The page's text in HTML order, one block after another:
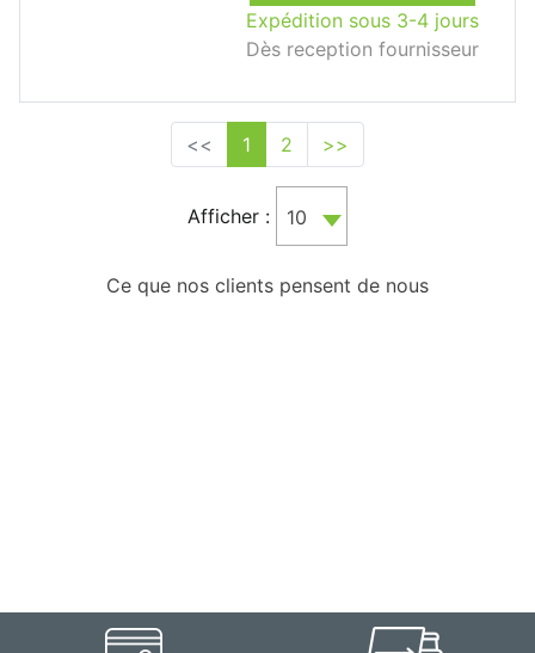
Expédition sous 3-4 jours
Dès reception fournisseur
<< 1 2 >>
Afficher : 10
Ce que nos clients pensent de nous